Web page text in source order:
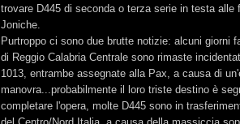
trovare D445 di seconda o terza serie in testa alle
Joniche.
Purtroppo ci sono due brutte notizie: alcuni giorni
di Reggio Calabria Centrale sono rimaste
1013, entrambe assegnate alla Pax, a causa di
manovra...probabilmente il loro triste destino è
completare l'opera, molte D445 sono in
del Centro/Nord Italia, a causa della massiccia